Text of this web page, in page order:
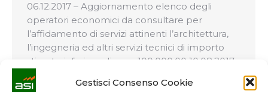
Gestisci Consenso Cookie
06.12.2017 – Aggiornamento elenco degli
operatori economici da consultare per
l’affidamento di servizi attinenti l’architettura,
l’ingegneria ed altri servizi tecnici di importo
stimato inferiore di euro 100.000,00 10.08.2017
– Manifestazione di interesse finalizzata
all’individuazione di operatori economici